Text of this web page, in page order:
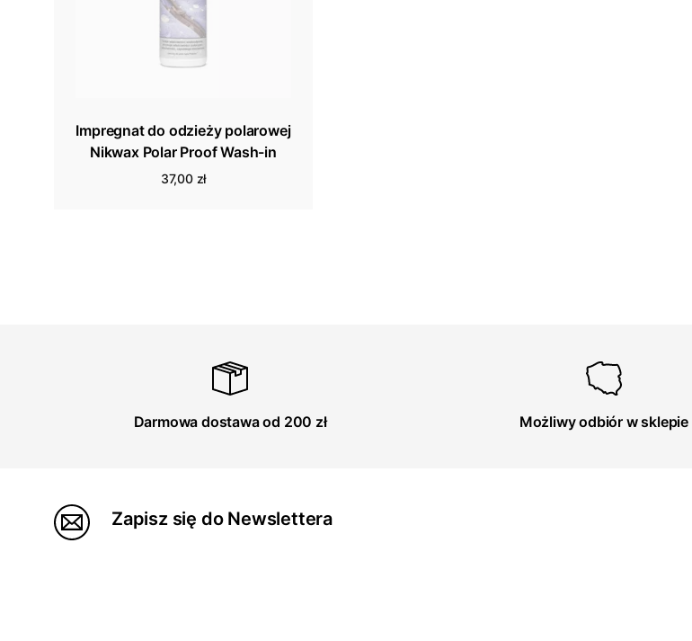
Impregnat do odzieży polarowej
Nikwax Polar Proof Wash-in
37,00 zł
Darmowa dostawa od 200 zł Możliwy odbiór w sklepie
Zapisz się do Newslettera